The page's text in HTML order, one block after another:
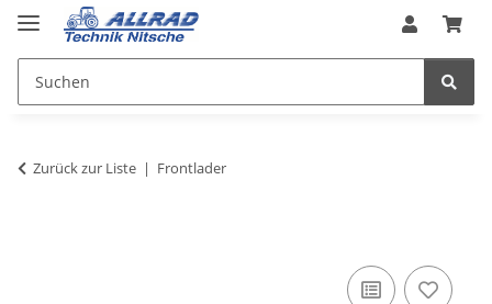
Zurück zur Liste Frontlader